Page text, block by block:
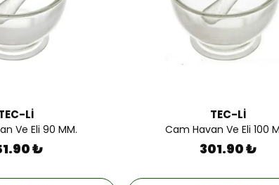
Lİ
Ve Eli 90 MM.
₺
TEC-Lİ
Cam Havan Ve Eli 100
301.90 ₺